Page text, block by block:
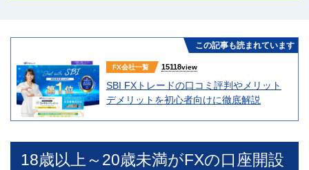
この記事も読まれています
FX会社一覧 15118view
SBI FXトレードの口コミ評判やメリット
デメリットを初心者向けに徹底解説
18歳以上～20歳未満がFXの口座開設